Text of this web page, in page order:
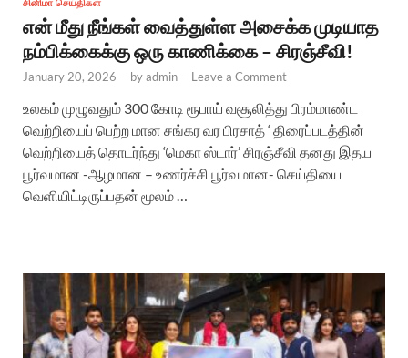
சினிமா செய்திகள்
என் மீது நீங்கள் வைத்துள்ள அசைக்க முடியாத
நம்பிக்கைக்கு ஒரு காணிக்கை – சிரஞ்சீவி!
January 20, 2026 - byadmin - Leave a Comment
உலகம் முழுவதும் 300 கோடி ரூபாய் வசூலித்து பிரம்மாண்ட
வெற்றியைப் பெற்ற மான சங்கர வர பிரசாத் ‘ திரைப்படத்தின்
வெற்றியைத் தொடர்ந்து ‘மெகா ஸ்டார்’ சிரஞ்சீவி தனது இதய
பூர்வமான -ஆழமான – உணர்ச்சி பூர்வமான- செய்தியை
வெளியிட்டிருப்பதன் மூலம் …